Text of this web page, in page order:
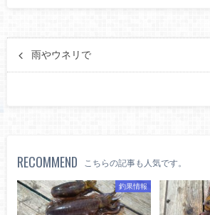
雨やウネリで
RECOMMEND こちらの記事も人気です。
釣果情報